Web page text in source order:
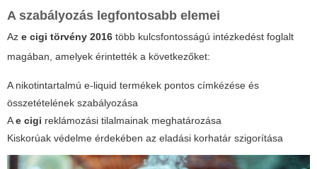
A szabályozás legfontosabb elemei
Az e cigi törvény 2016 több kulcsfontosságú intézkedést foglalt
magában, amelyek érintették a következőket:
A nikotintartalmú e-liquid termékek pontos címkézése és
összetételének szabályozása
Ae cigi reklámozási tilalmainak meghatározása
Kiskorúak védelme érdekében az eladási korhatár szigorítása